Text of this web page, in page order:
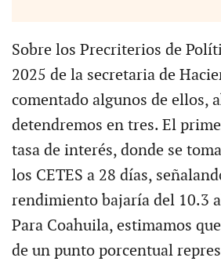
Sobre los Precriterios de
2025 de la secretaria de
comentado algunos de ellos,
detendremos en tres. El
tasa de interés, donde se
los CETES a 28 días,
rendimiento bajaría del 10.3
Para Coahuila, estimamos
de un punto porcentual